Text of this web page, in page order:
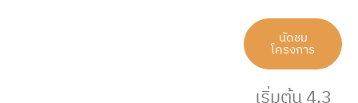
นัดชม
โครงการ